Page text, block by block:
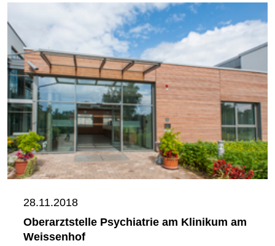
28.11.2018
Oberarztstelle Psychiatrie am Klinikum am
Weissenhof